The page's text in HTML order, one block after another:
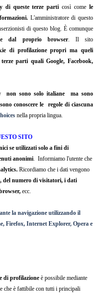
di queste terze parti così come le
L'amministratore di questo
di questo blog. È comunque
dal proprio browser. Il sito
di profilazione propri ma queli
parti quali Google, Facebook,
non sono solo italiane ma sono
conoscere le regole di ciascuna
nella propria lingua.
SITO
se utilizzati solo a fini di
anonimi. Informiamo l'utente che
Ricordiamo che i dati vengono
del numero di visitatori, i dati
ecc.
la navigazione utilizzando il
Firefox, Internet Explorer, Opera e
di profilazione è possibile mediante
e che è fattibile con tutti i principali